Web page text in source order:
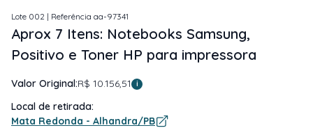
Lote 002 | Referência aa-97341
Aprox 7 Itens: Notebooks Samsung,
Positivo e Toner HP para impressora
Valor Original:R$ 10.156,51 i
Local de retirada:
Mata Redonda - Alhandra/PB